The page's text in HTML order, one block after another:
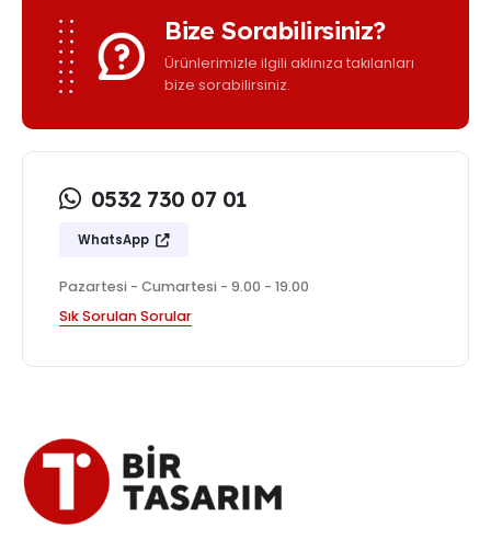
Bize Sorabilirsiniz?
Ürünlerimizle ilgili aklınıza takılanları
bize sorabilirsiniz.
0532 730 07 01
WhatsApp
Pazartesi - Cumartesi - 9.00 - 19.00
Sık Sorulan Sorular